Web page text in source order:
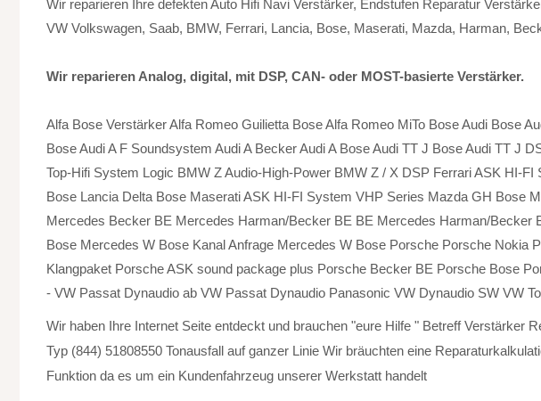
Wir reparieren Ihre defekten Auto Hifi Navi Verstärker, Endstufen Reparatur
VW Volkswagen, Saab, BMW, Ferrari, Lancia, Bose, Maserati, Mazda, Harman,
Wir reparieren Analog, digital, mit DSP, CAN- oder MOST-basierte Verstärker.
Alfa Bose Verstärker Alfa Romeo Guilietta Bose Alfa Romeo MiTo Bose Audi Bose
Bose Audi A F Soundsystem Audi A Becker Audi A Bose Audi TT J Bose Audi TT J
Top-Hifi System Logic BMW Z Audio-High-Power BMW Z / X DSP Ferrari ASK HI-
Bose Lancia Delta Bose Maserati ASK HI-FI System VHP Series Mazda GH Bose
Mercedes Becker BE Mercedes Harman/Becker BE BE Mercedes Harman/Becker
Bose Mercedes W Bose Kanal Anfrage Mercedes W Bose Porsche Porsche Nokia
Klangpaket Porsche ASK sound package plus Porsche Becker BE Porsche Bose
- VW Passat Dynaudio ab VW Passat Dynaudio Panasonic VW Dynaudio SW VW
Wir haben Ihre Internet Seite entdeckt und brauchen "eure Hilfe " Betreff Verstärker
Typ (844) 51808550 Tonausfall auf ganzer Linie Wir bräuchten eine
Funktion da es um ein Kundenfahrzeug unserer Werkstatt handelt